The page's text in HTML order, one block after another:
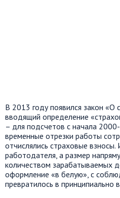
В 2013 году появился закон «О
вводящий определение
– для подсчетов с начала
временные отрезки работы
отчислялись страховые
работодателя, а размер
количеством зарабатываемых
оформление «в белую», с
превратилось в принципиально